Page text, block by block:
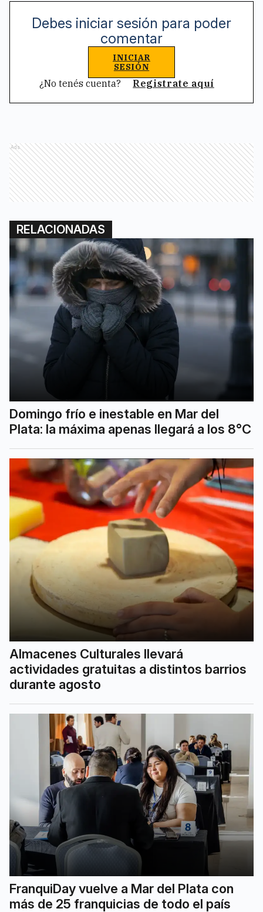
Debes iniciar sesión para poder
comentar
INICIAR
SESIÓN
¿No tenés cuenta? Registrate aquí
Ads
RELACIONADAS
Domingo frío e inestable en Mar del
Plata: la máxima apenas llegará a los 8°C
Almacenes Culturales llevará
actividades gratuitas a distintos barrios
durante agosto
FranquiDay vuelve a Mar del Plata con
más de 25 franquicias de todo el país